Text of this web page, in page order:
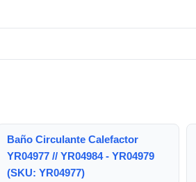
Baño Circulante Calefactor
YR04977 // YR04984 - YR04979
(SKU: YR04977)